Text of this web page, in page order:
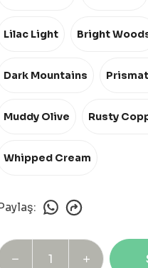
Lilac Light Bright
Dark Mountains
Muddy Olive Rusty
Whipped Cream
: